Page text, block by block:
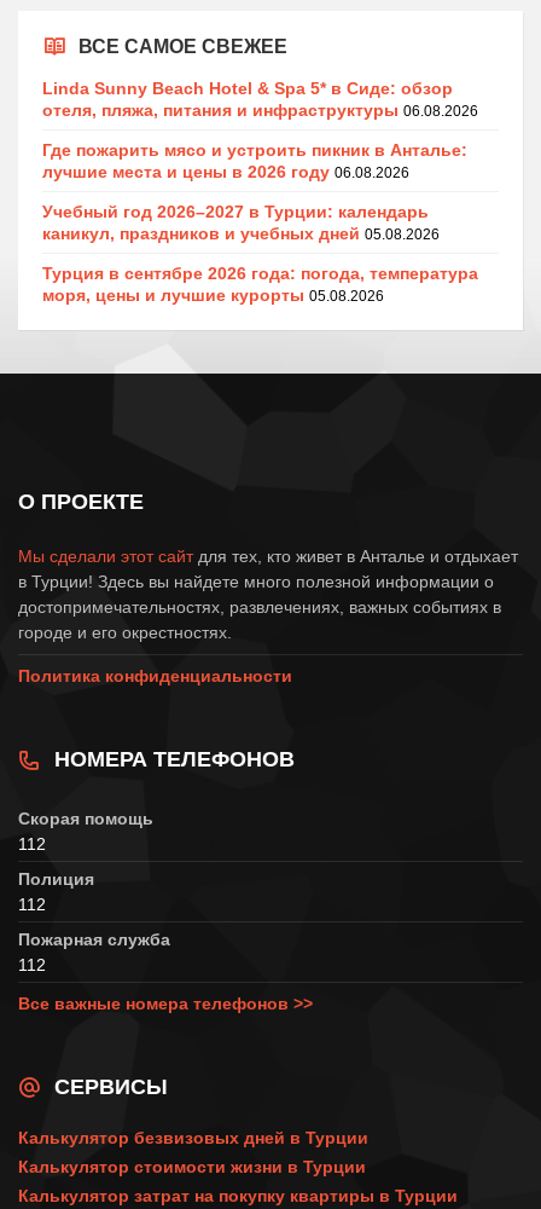
ВСЕ САМОЕ СВЕЖЕЕ
Linda Sunny Beach Hotel & Spa 5* в Сиде: обзор
отеля, пляжа, питания и инфраструктуры 06.08.2026
Где пожарить мясо и устроить пикник в Анталье:
лучшие места и цены в 2026 году 06.08.2026
Учебный год 2026–2027 в Турции: календарь
каникул, праздников и учебных дней 05.08.2026
Турция в сентябре 2026 года: погода, температура
моря, цены и лучшие курорты 05.08.2026
О ПРОЕКТЕ
Мы сделали этот сайтдля тех, кто живет в Анталье и отдыхает
в Турции! Здесь вы найдете много полезной информации о
достопримечательностях, развлечениях, важных событиях в
городе и его окрестностях.
Политика конфиденциальности
НОМЕРА ТЕЛЕФОНОВ
Скорая помощь
112
Полиция
112
Пожарная служба
112
Все важные номера телефонов >>
СЕРВИСЫ
Калькулятор безвизовых дней в Турции
Калькулятор стоимости жизни в Турции
Калькулятор затрат на покупку квартиры в Турции